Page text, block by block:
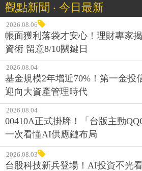
觀點新聞 ‧ 今日最新
2026.08.06
帳面獲利落袋才安心！理財專家
資術 留意8/10關鍵日
2026.08.04
基金規模2年增近70%！第一金投
迎向大資產管理時代
2026.08.04
00410A正式掛牌！「台版主動
一次看懂AI供應鏈布局
2026.08.03
台股科技新兵登場！AI投資不光